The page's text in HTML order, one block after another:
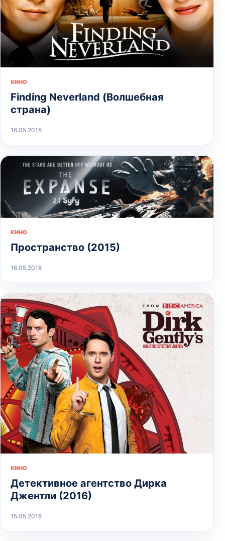
КИНО
Finding Neverland (Волшебная
страна)
16.05.2018
КИНО
Пространство (2015)
16.05.2018
КИНО
Детективное агентство Дирка
Джентли (2016)
15.05.2018